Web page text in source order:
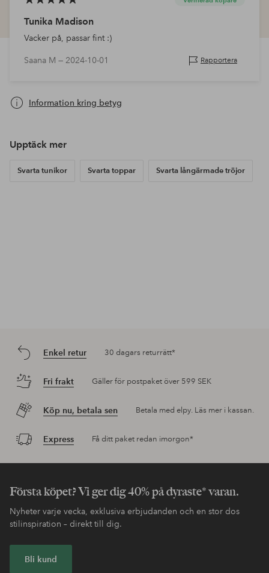
Tunika Madison
Vacker på, passar fint :)
Saana M — 2024-10-01 Rapportera
Information kring betyg
Upptäck mer
Svarta tunikor Svarta toppar Svarta långärmade tröjor
Enkel retur 30 dagars returrätt*
Fri frakt Gäller för postpaket över 599 SEK
Köp nu, betala sen Betala med elpy. Läs mer i kassan.
Express Få ditt paket redan imorgon*
Första köpet? Vi ger dig 40% på dyraste* varan.
Nyheter varje vecka, exklusiva erbjudanden och en stor dos
stilinspiration – direkt till dig.
Bli kund